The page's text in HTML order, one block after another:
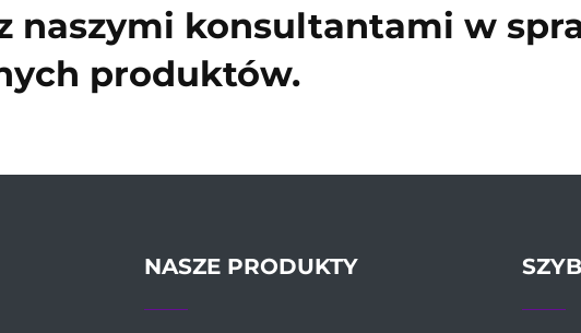
naszymi konsultantami w
produktów.
NASZE PRODUKTY